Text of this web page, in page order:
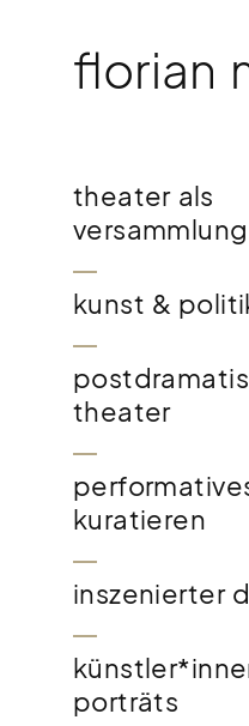
contentflorian
theater als
versammlung
kunst &
theater
kuratieren
inszenierter
porträts